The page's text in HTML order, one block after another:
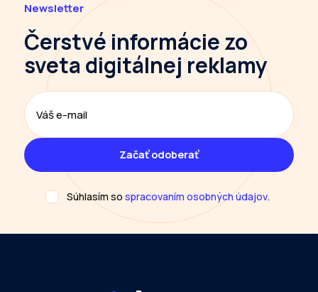
Newsletter
Čerstvé informáciezo
sveta digitálnej reklamy
Súhlasím sospracovaním osobných údajov.